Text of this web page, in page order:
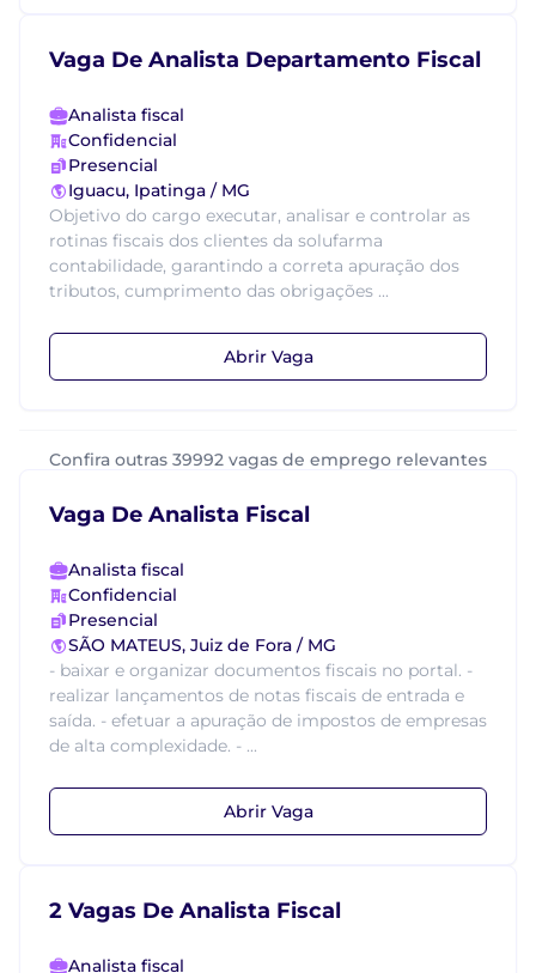
Vaga De Analista Departamento Fiscal
Analista fiscal
Confidencial
Presencial
Iguacu, Ipatinga / MG
Objetivo do cargo executar, analisar e controlar as
rotinas fiscais dos clientes da solufarma
contabilidade, garantindo a correta apuração dos
tributos, cumprimento das obrigações ...
Abrir Vaga
Confira outras 39992 vagas de emprego relevantes
Vaga De Analista Fiscal
Analista fiscal
Confidencial
Presencial
SÃO MATEUS, Juiz de Fora / MG
- baixar e organizar documentos fiscais no portal. -
realizar lançamentos de notas fiscais de entrada e
saída. - efetuar a apuração de impostos de empresas
de alta complexidade. - ...
Abrir Vaga
2 Vagas De Analista Fiscal
Analista fiscal